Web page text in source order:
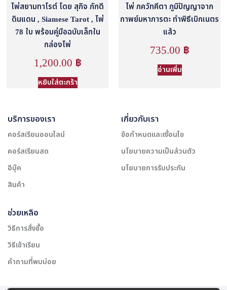
ไพ่สยามทาโรต์ โดย สุกิจ ภักดี
ดินแดน , Siamese Tarot , ไพ่
78 ใบ พร้อมคู่มือฉบับเล็กใน
กล่องไพ่
1,200.00 ฿
หยิบใส่ตะกร้า
ไพ่ ภควัทคีตา ภูมิปัญญาจาก
กาพย์มหาภารตะ ทำพิธีเบิกเนตร
แล้ว
735.00 ฿
อ่านเพิ่ม
บริการของเรา
คอร์สเรียนออนไลน์
คอร์สเรียนสด
อีบุ๊ค
สินค้า
เกี่ยวกับเรา
ข้อกำหนดและเงื่อนไข
นโยบายความเป็นส่วนตัว
นโยบายการรับประกัน
ช่วยเหลือ
วิธีการสั่งซื้อ
วิธีเข้าเรียน
คำถามที่พบบ่อย